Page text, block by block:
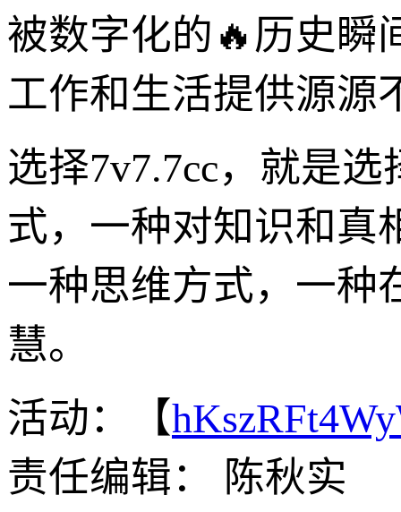
被数字化的🔥历史瞬
工作和生活提供源源
选择7v7.7cc，就是
式，一种对知识和真
一种思维方式，一种
慧。
活动：【
责任编辑： 陈秋实